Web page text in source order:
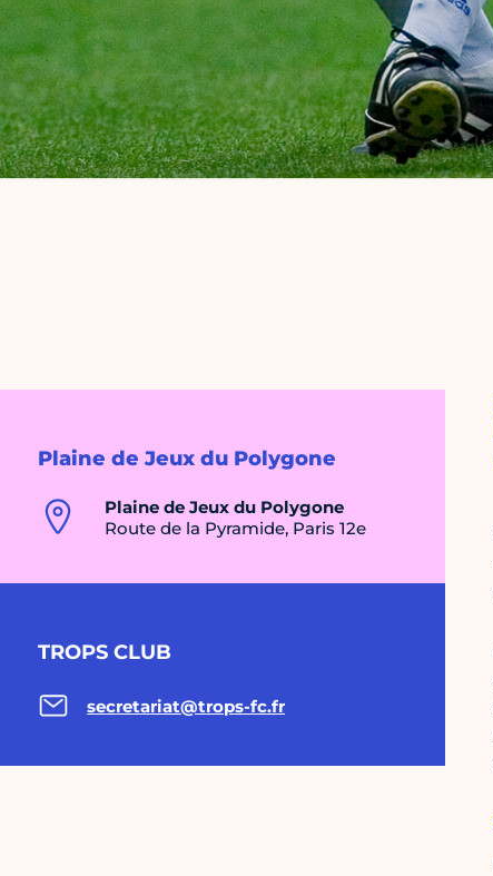
Plaine de Jeux du Polygone
Plaine de Jeux du Polygone
Route de la Pyramide, Paris 12e
TROPS CLUB
secretariat@trops-fc.fr